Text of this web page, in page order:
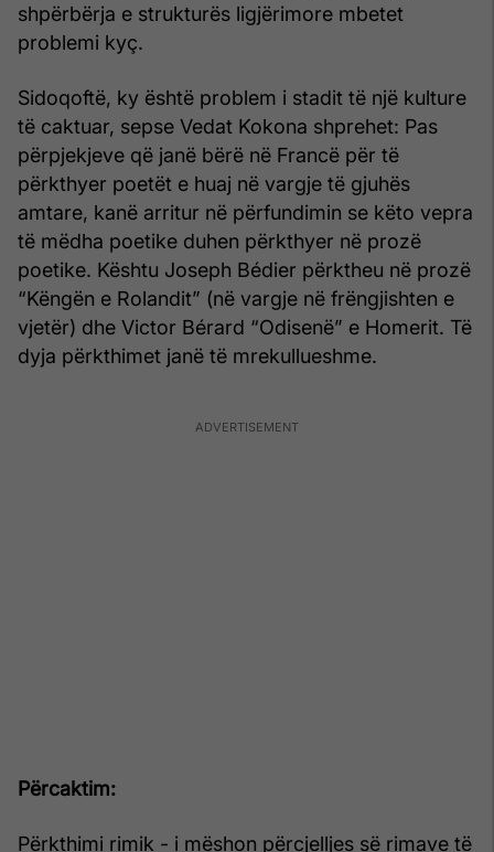
shpërbërja e strukturës ligjërimore mbetet
problemi kyç.
Sidoqoftë, ky është problem i stadit të një kulture
të caktuar, sepse Vedat Kokona shprehet: Pas
përpjekjeve që janë bërë në Francë për të
përkthyer poetët e huaj në vargje të gjuhës
amtare, kanë arritur në përfundimin se këto vepra
të mëdha poetike duhen përkthyer në prozë
poetike. Kështu Joseph Bédier përktheu në prozë
“Këngën e Rolandit” (në vargje në frëngjishten e
vjetër) dhe Victor Bérard “Odisenë” e Homerit. Të
dyja përkthimet janë të mrekullueshme.
Përcaktim:
Përkthimi rimik - i mëshon përcjelljes së rimave të